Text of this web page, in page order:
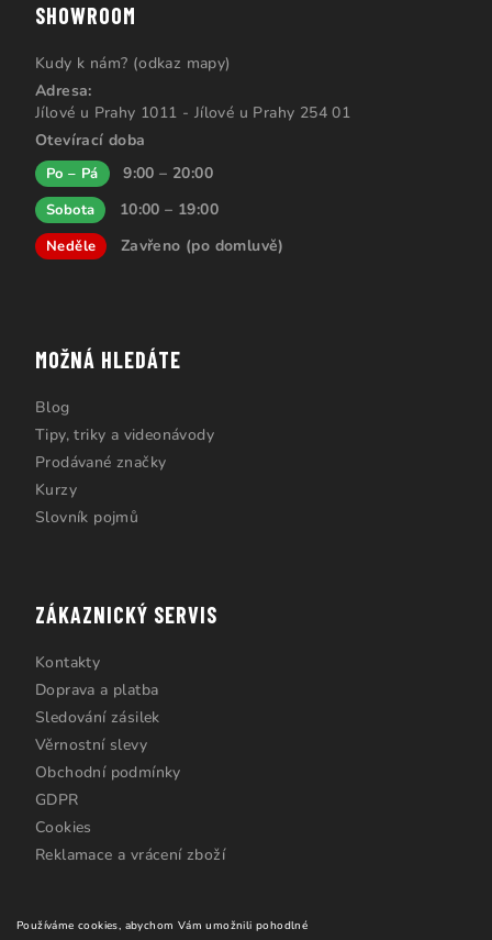
Používáme cookies, abychom Vám umožnili pohodlné
SHOWROOM
Kudy k nám? (odkaz mapy)
Adresa:
Jílové u Prahy 1011 - Jílové u Prahy 254 01
Otevírací doba
Po – Pá 9:00 – 20:00
Sobota 10:00 – 19:00
Neděle Zavřeno (po domluvě)
MOŽNÁ HLEDÁTE
Blog
Tipy, triky a videonávody
Prodávané značky
Kurzy
Slovník pojmů
ZÁKAZNICKÝ SERVIS
Kontakty
Doprava a platba
Sledování zásilek
Věrnostní slevy
Obchodní podmínky
GDPR
Cookies
Reklamace a vrácení zboží